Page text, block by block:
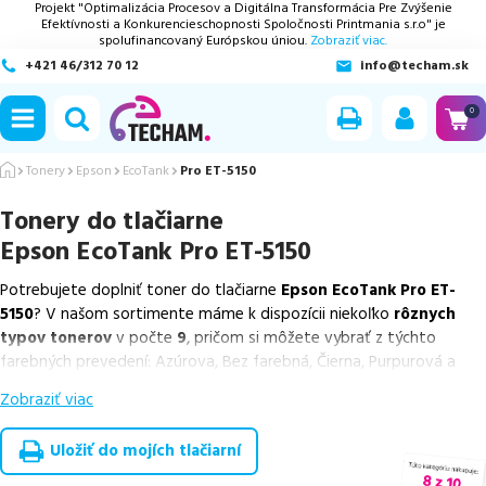
Projekt "Optimalizácia Procesov a Digitálna Transformácia Pre Zvýšenie
Efektívnosti a Konkurencieschopnosti Spoločnosti Printmania s.r.o" je
spolufinancovaný Európskou úniou. Zobraziť viac.
+421 46/312 70 12
info@techam.sk
0
Tonery Epson EcoTank Pro ET-5150
Tonery do tlačiarne
Epson EcoTank Pro ET-5150
Potrebujete doplniť toner do tlačiarne Epson EcoTank Pro ET-
5150? V našom sortimente máme k dispozícii niekoľko rôznych
typov tonerovv počte 9, pričom si môžete vybrať z týchto
farebných prevedení: Azúrova, Bez farebná, Čierna, Purpurová a
Z uvedeného množstva dostupných náplní
náplnev počte 1ks, ako ajcenovo výhodnejšie alternatívy,
ktoré plne zachovávajú kvalitu tlače
. Súčasťou tejto ponuky sú
Zobraziť viac
Uložiť do mojích tlačiarní